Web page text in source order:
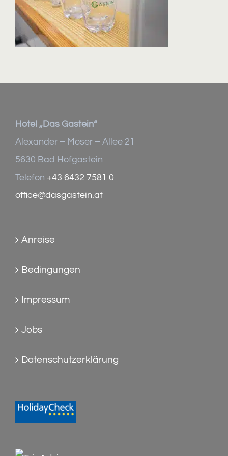
Hotel „Das Gastein“
Alexander – Moser – Allee 21
5630 Bad Hofgastein
Telefon +43 6432 7581 0
office@dasgastein.at
Anreise
Bedingungen
Impressum
Jobs
Datenschutzerklärung